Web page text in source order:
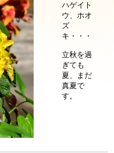
ハゲイト
ウ、ホオ
ズ
キ・・・
立秋を過
ぎても
夏、まだ
真夏で
す。